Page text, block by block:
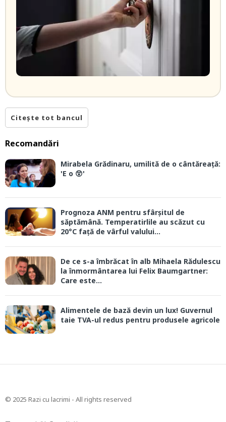
Citește tot bancul
Recomandări
Mirabela Grădinaru, umilită de o cântăreață:
'E o 😲'
Prognoza ANM pentru sfârșitul de
săptămână. Temperatirlile au scăzut cu
20°C față de vârful valului...
De ce s-a îmbrăcat în alb Mihaela Rădulescu
la înmormântarea lui Felix Baumgartner:
Care este...
Alimentele de bază devin un lux! Guvernul
taie TVA-ul redus pentru produsele agricole
© 2025 Razi cu lacrimi - All rights reserved